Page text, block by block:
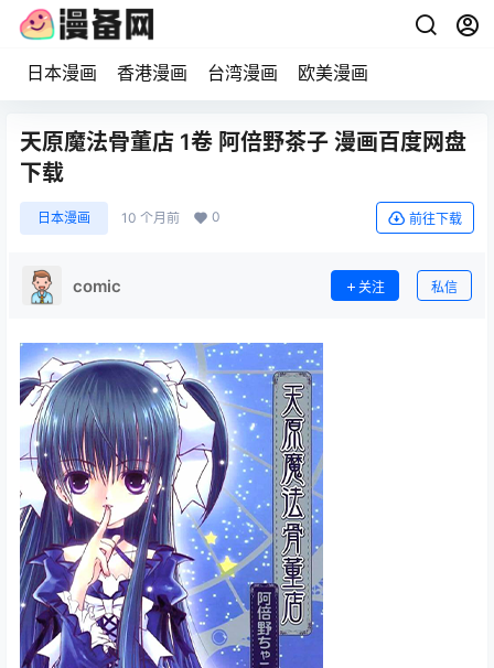
日本漫画 香港漫画 台湾漫画 欧美漫画
天原魔法骨董店 1卷 阿倍野茶子 漫画百度网盘
下载
日本漫画 10 个月前 0 前往下载
comic 关注 私信